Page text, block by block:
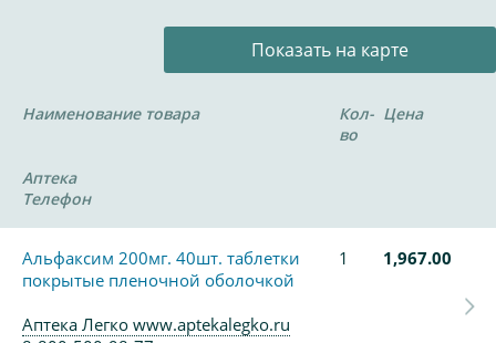
Показать на карте
Наименование товара
Кол-
во
Цена
Аптека
Телефон
Альфаксим 200мг. 40шт. таблетки
покрытые пленочной оболочкой
1 1,967.00
Аптека Легко www.aptekalegko.ru